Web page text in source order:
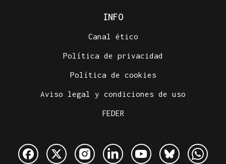
INFO
Canal ético
Política de privacidad
Política de cookies
Aviso legal y condiciones de uso
FEDER